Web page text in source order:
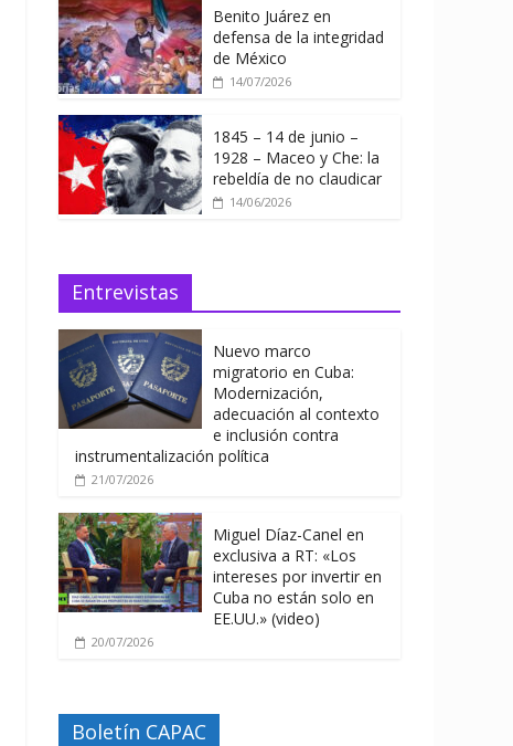
Benito Juárez en
defensa de la integridad
de México
14/07/2026
1845 – 14 de junio –
1928 – Maceo y Che: la
rebeldía de no claudicar
14/06/2026
Entrevistas
Nuevo marco
migratorio en Cuba:
Modernización,
adecuación al contexto
e inclusión contra
instrumentalización política
21/07/2026
Miguel Díaz-Canel en
exclusiva a RT: «Los
intereses por invertir en
Cuba no están solo en
EE.UU.» (video)
20/07/2026
Boletín CAPAC